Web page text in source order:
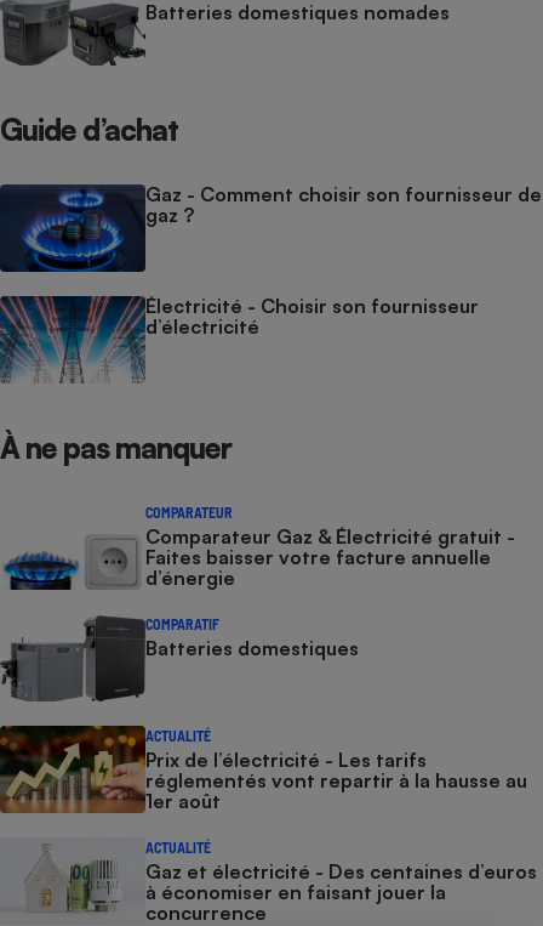
Batteries domestiques nomades
Guide d’achat
Gaz - Comment choisir son fournisseur de
gaz ?
Électricité - Choisir son fournisseur
d’électricité
À ne pas manquer
COMPARATEUR
Comparateur Gaz & Électricité gratuit -
Faites baisser votre facture annuelle
d’énergie
COMPARATIF
Batteries domestiques
ACTUALITÉ
Prix de l’électricité - Les tarifs
réglementés vont repartir à la hausse au
1er août
ACTUALITÉ
Gaz et électricité - Des centaines d’euros
à économiser en faisant jouer la
concurrence